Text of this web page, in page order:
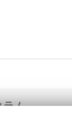
ラム